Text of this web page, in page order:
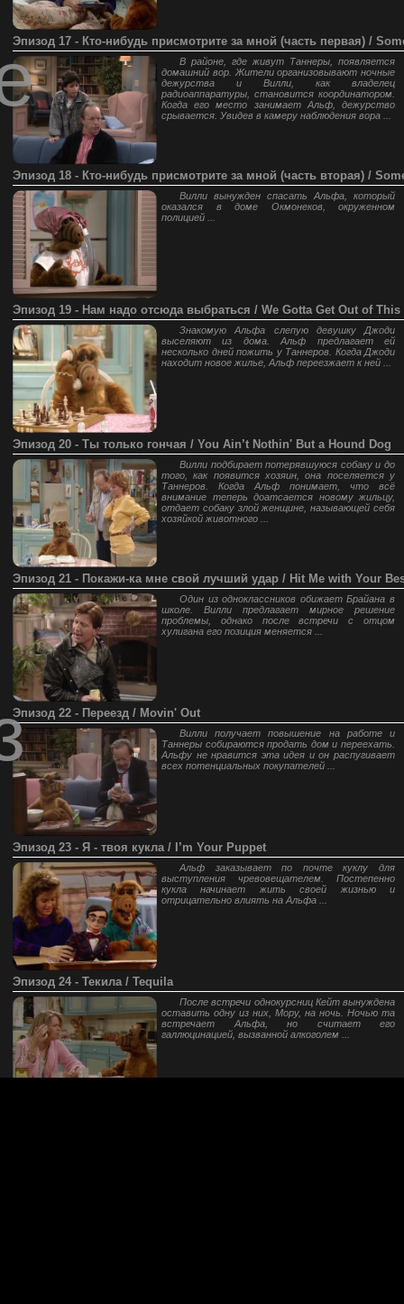
Эпизод 17 - Кто-нибудь присмотрите за мной (часть первая) /
В районе, где живут Таннеры, появляется
домашний вор. Жители организовывают ночные
дежурства и Вилли, как владелец
радиоаппаратуры, становится координатором.
Когда его место занимает Альф, дежурство
срывается. Увидев в камеру наблюдения вора ...
Эпизод 18 - Кто-нибудь присмотрите за мной (часть вторая) /
Вилли вынужден спасать Альфа, который
оказался в доме Окмонеков, окруженном
полицией ...
Эпизод 19 - Нам надо отсюда выбраться / We Gotta Get Out of This
Знакомую Альфа слепую девушку Джоди
выселяют из дома. Альф предлагает ей
несколько дней пожить у Таннеров. Когда Джоди
находит новое жилье, Альф переезжает к ней ...
Эпизод 20 - Ты только гончая / You Ain’t Nothin' But a Hound Dog
Вилли подбирает потерявшуюся собаку и до
того, как появится хозяин, она поселяется у
Таннеров. Когда Альф понимает, что всё
внимание теперь доатсается новому жильцу,
отдает собаку злой женщине, называющей себя
хозяйкой животного ...
Эпизод 21 - Покажи-ка мне свой лучший удар / Hit Me with Your
Один из одноклассников обижает Брайана в
школе. Вилли предлагает мирное решение
проблемы, однако после встречи с отцом
хулигана его позиция меняется ...
Эпизод 22 - Переезд / Movin' Out
Вилли получает повышение на работе и
Таннеры собираются продать дом и переехать.
Альфу не нравится эта идея и он распугивает
всех потенциальных покупателей ...
Эпизод 23 - Я - твоя кукла / I’m Your Puppet
Альф заказывает по почте куклу для
выступления чревовещателем. Постепенно
кукла начинает жить своей жизнью и
отрицательно влиять на Альфа ...
Эпизод 24 - Текила / Tequila
После встречи однокурсниц Кейт вынуждена
оставить одну из них, Мору, на ночь. Ночью та
встречает Альфа, но считает его
галлюцинацией, вызванной алкоголем ...